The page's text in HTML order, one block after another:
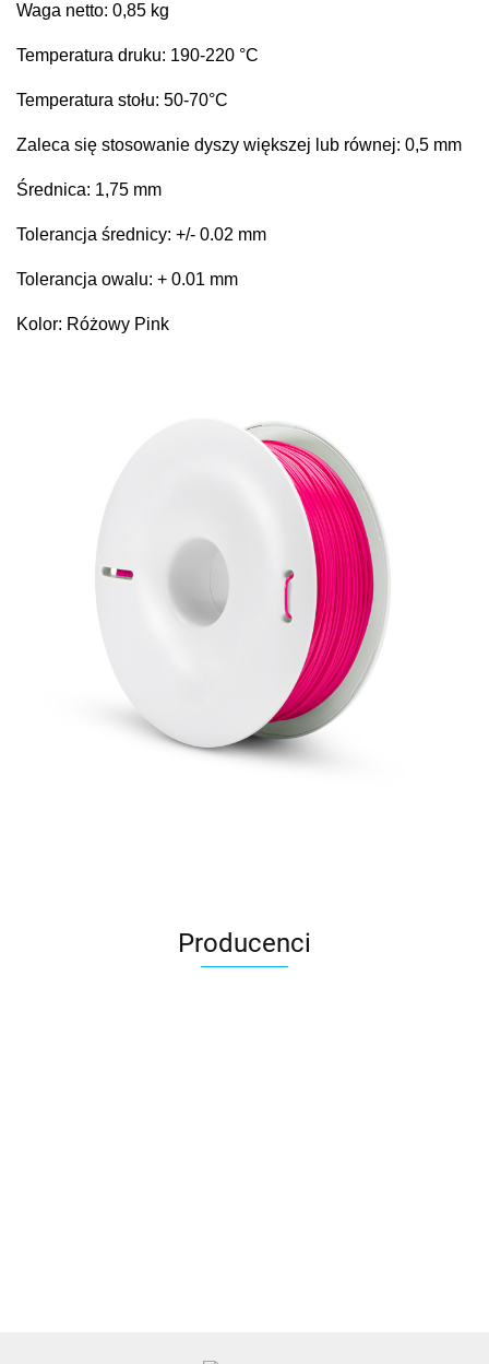
Waga netto: 0,85 kg
Temperatura druku: 190-220 °C
Temperatura stołu: 50-70°C
Zaleca się stosowanie dyszy większej lub równej: 0,5 mm
Średnica: 1,75 mm
Tolerancja średnicy: +/- 0.02 mm
Tolerancja owalu: + 0.01 mm
Kolor: Różowy Pink
Producenci